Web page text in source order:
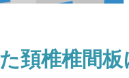
頚椎椎間